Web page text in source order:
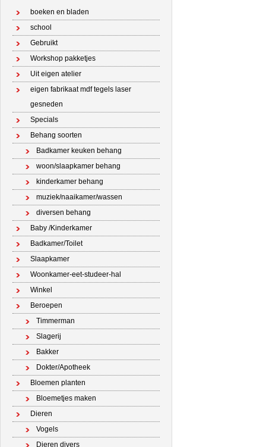
boeken en bladen
school
Gebruikt
Workshop pakketjes
Uit eigen atelier
eigen fabrikaat mdf tegels laser
gesneden
Specials
Behang soorten
Badkamer keuken behang
woon/slaapkamer behang
kinderkamer behang
muziek/naaikamer/wassen
diversen behang
Baby /Kinderkamer
Badkamer/Toilet
Slaapkamer
Woonkamer-eet-studeer-hal
Winkel
Beroepen
Timmerman
Slagerij
Bakker
Dokter/Apotheek
Bloemen planten
Bloemetjes maken
Dieren
Vogels
Dieren divers